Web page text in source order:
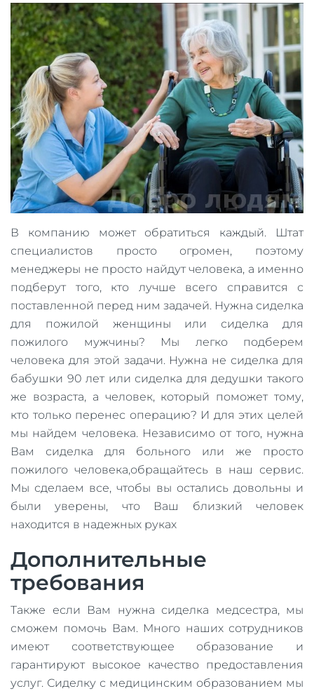
В компанию может обратиться каждый. Штат
специалистов просто огромен, поэтому
менеджеры не просто найдут человека, а именно
подберут того, кто лучше всего справится с
поставленной перед ним задачей. Нужна сиделка
для пожилой женщины или сиделка для
пожилого мужчины? Мы легко подберем
человека для этой задачи. Нужна не сиделка для
бабушки 90 лет или сиделка для дедушки такого
же возраста, а человек, который поможет тому,
кто только перенес операцию? И для этих целей
мы найдем человека. Независимо от того, нужна
Вам сиделка для больного или же просто
пожилого человека,обращайтесь в наш сервис.
Мы сделаем все, чтобы вы остались довольны и
были уверены, что Ваш близкий человек
находится в надежных руках
Дополнительные
требования
Также если Вам нужна сиделка медсестра, мы
сможем помочь Вам. Много наших сотрудников
имеют соответствующее образование и
гарантируют высокое качество предоставления
услуг. Сиделку с медицинским образованием мы